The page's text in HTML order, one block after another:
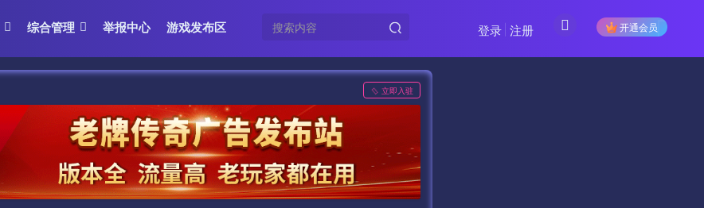
综合管理 举报中心 游戏发布区 开通会员
登录 注册
立即入驻